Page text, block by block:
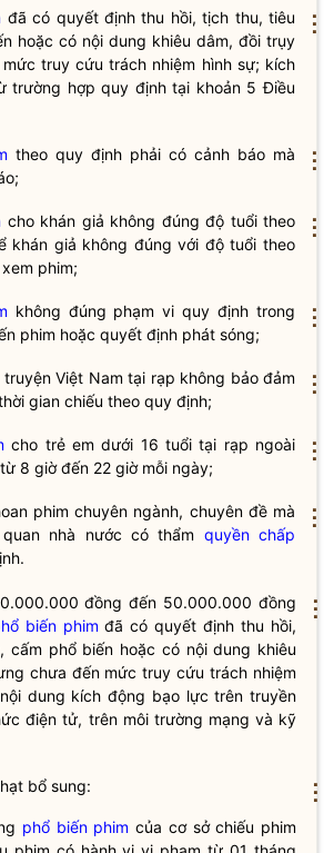
đã có quyết định thu hồi, tịch thu, tiêu
hoặc có nội dung khiêu dâm, đồi trụy
truy cứu trách nhiệm hình sự; kích
trường hợp quy định tại khoản 5 Điều
theo quy định phải có cảnh báo mà
cho khán giả không đúng độ tuổi theo
khán giả không đúng với độ tuổi theo
phim;
không đúng phạm vi quy định trong
phim hoặc quyết định phát sóng;
truyện Việt Nam tại rạp không bảo đảm
gian chiếu theo quy định;
cho trẻ em dưới 16 tuổi tại rạp ngoài
8 giờ đến 22 giờ mỗi ngày;
phim chuyên ngành, chuyên đề mà
nhà nước có thẩm quyền chấp
đồng đến 50.000.000 đồng
biến phim đã có quyết định thu hồi,
cấm phổ biến hoặc có nội dung khiêu
chưa đến mức truy cứu trách nhiệm
dung kích động bạo lực trên truyền
điện tử, trên môi trường mạng và kỹ
bổ sung:
phổ biến phim của cơ sở chiếu phim
⋮
⋮
⋮
⋮
⋮
⋮
⋮
⋮
⋮